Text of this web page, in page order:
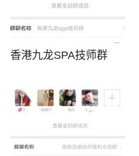
香港九龙SPA技师群